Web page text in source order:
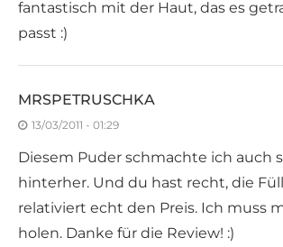
fantastisch mit der Haut, das es
passt :)
MRSPETRUSCHKA
13/03/2011 - 01:29
Diesem Puder schmachte ich auch
hinterher. Und du hast recht, die
relativiert echt den Preis. Ich muss
holen. Danke für die Review! :)